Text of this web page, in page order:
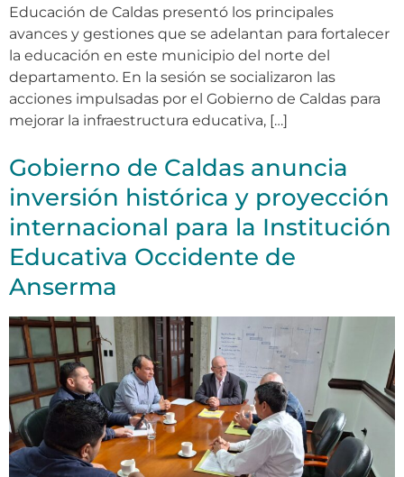
Educación de Caldas presentó los principales
avances y gestiones que se adelantan para fortalecer
la educación en este municipio del norte del
departamento. En la sesión se socializaron las
acciones impulsadas por el Gobierno de Caldas para
mejorar la infraestructura educativa, […]
Gobierno de Caldas anuncia
inversión histórica y proyección
internacional para la Institución
Educativa Occidente de
Anserma